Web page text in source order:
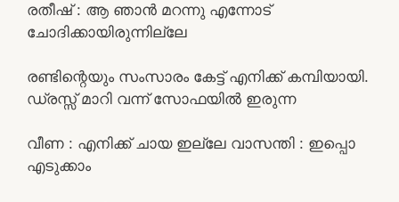
രതീഷ് : ആ ഞാൻ മറന്നു എന്നോട്
ചോദിക്കായിരുന്നില്ലേ
രണ്ടിന്റെയും സംസാരം കേട്ട് എനിക്ക് കമ്പിയായി.
ഡ്രസ്സ്‌ മാറി വന്ന് സോഫയിൽ ഇരുന്ന
വീണ : എനിക്ക് ചായ ഇല്ലേ വാസന്തി : ഇപ്പൊ
എടുക്കാം